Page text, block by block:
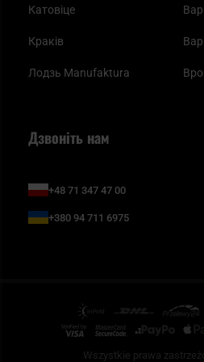
Катовіце
Краків
Лодзь Manufaktura
Дзвоніть нам
+48 71 347 47 00
+380 94 711 6975
Wszystkie prawa